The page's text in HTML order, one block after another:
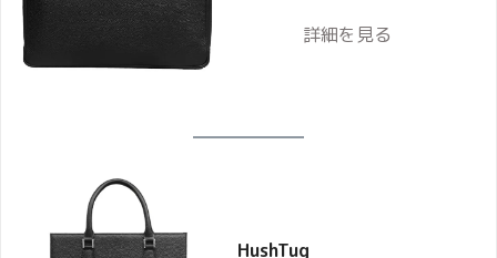
詳細を見る
HushTug